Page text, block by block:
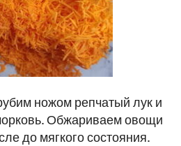
ножом репчатый лук и
Обжариваем овощи
до мягкого состояния.